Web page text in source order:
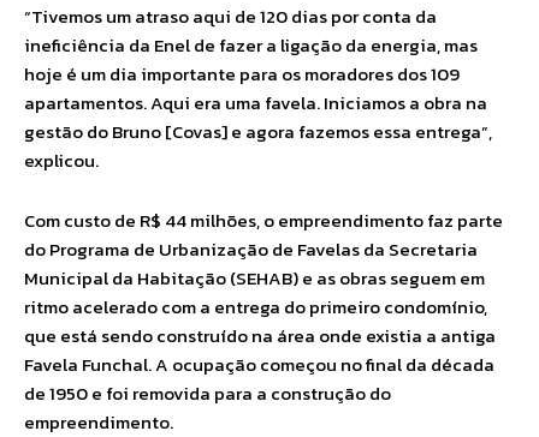
“Tivemos um atraso aqui de 120 dias por conta da
ineficiência da Enel de fazer a ligação da energia, mas
hoje é um dia importante para os moradores dos 109
apartamentos. Aqui era uma favela. Iniciamos a obra na
gestão do Bruno [Covas] e agora fazemos essa entrega”,
explicou.
Com custo de R$ 44 milhões, o empreendimento faz parte
do Programa de Urbanização de Favelas da Secretaria
Municipal da Habitação (SEHAB) e as obras seguem em
ritmo acelerado com a entrega do primeiro condomínio,
que está sendo construído na área onde existia a antiga
Favela Funchal. A ocupação começou no final da década
de 1950 e foi removida para a construção do
empreendimento.